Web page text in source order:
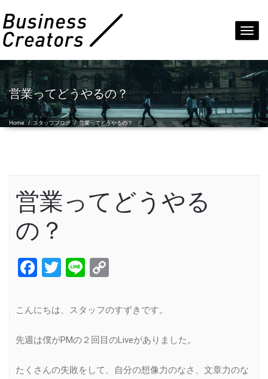
営業ってどうやるの？
Home / スタッフブログ /営業ってどうやるの？
営業ってどうやる
の？
Facebook
Twitter
Line
こんにちは、スタッフのすずきです。
先週は僕がPMの２回目のLiveがありました。
たくさんの失敗をして、自分の想像力のなさ、文章力のな